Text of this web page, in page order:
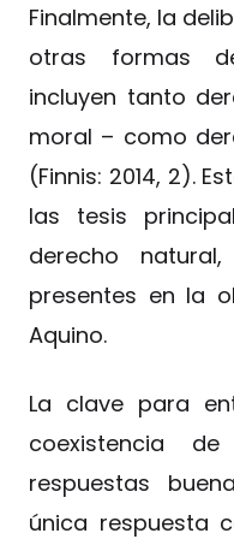
Finalmente, la
otras formas
incluyen tanto
moral – como
(Finnis: 2014, 2).
las tesis
derecho
presentes en la
Aquino.
La clave para
coexistencia
respuestas
única respuesta